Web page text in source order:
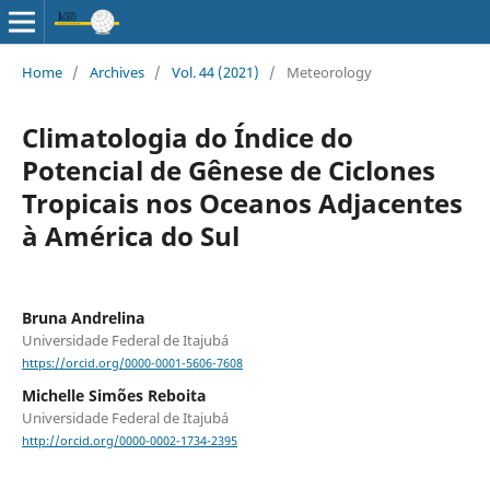
Home / Archives / Vol. 44 (2021) / Meteorology
Climatologia do Índice do
Potencial de Gênese de Ciclones
Tropicais nos Oceanos Adjacentes
à América do Sul
Bruna Andrelina
Universidade Federal de Itajubá
https://orcid.org/0000-0001-5606-7608
Michelle Simões Reboita
Universidade Federal de Itajubá
http://orcid.org/0000-0002-1734-2395